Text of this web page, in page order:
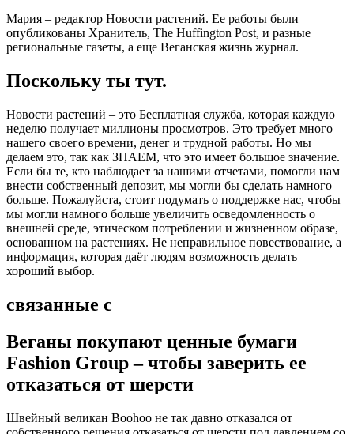
Мария – редактор Новости растений. Ее работы были
опубликованы Хранитель, The Huffington Post, и разные
региональные газеты, а еще Веганская жизнь журнал.
Поскольку ты тут.
Новости растений – это Бесплатная служба, которая каждую
неделю получает миллионы просмотров. Это требует много
нашего своего времени, денег и трудной работы. Но мы
делаем это, так как ЗНАЕМ, что это имеет большое значение.
Если бы те, кто наблюдает за нашими отчетами, помогли нам
внести собственный депозит, мы могли бы сделать намного
больше. Пожалуйста, стоит подумать о поддержке нас, чтобы
мы могли намного больше увеличить осведомленность о
внешней среде, этическом потреблении и жизненном образе,
основанном на растениях. Не неправильное повествование, а
информация, которая даёт людям возможность делать
хороший выбор.
связанные с
Веганы покупают ценные бумаги
Fashion Group – чтобы заверить ее
отказаться от шерсти
Швейный великан Boohoo не так давно отказался от